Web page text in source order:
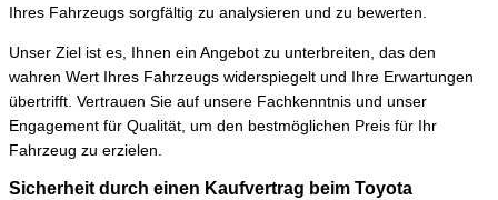
Ihres Fahrzeugs sorgfältig zu analysieren und zu bewerten.
Unser Ziel ist es, Ihnen ein Angebot zu unterbreiten, das den
wahren Wert Ihres Fahrzeugs widerspiegelt und Ihre Erwartungen
übertrifft. Vertrauen Sie auf unsere Fachkenntnis und unser
Engagement für Qualität, um den bestmöglichen Preis für Ihr
Fahrzeug zu erzielen.
Sicherheit durch einen Kaufvertrag beim Toyota